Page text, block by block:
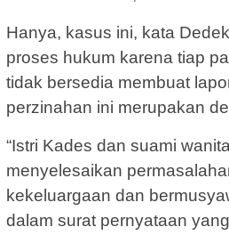
Hanya, kasus ini, kata
proses hukum karena tiap
tidak bersedia membuat
perzinahan ini merupakan
“Istri Kades dan suami
menyelesaikan
kekeluargaan dan
dalam surat pernyataan